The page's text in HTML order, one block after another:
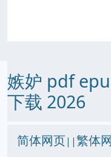
嫉妒 pdf
下载 2026
简体网页||繁体